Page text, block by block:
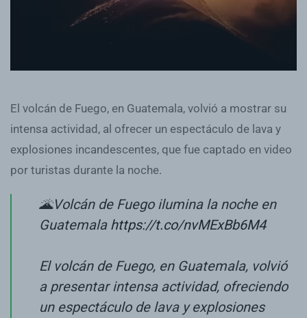
El volcán de Fuego, en Guatemala, volvió a mostrar su
intensa actividad, al ofrecer un espectáculo de lava y
explosiones incandescentes, que fue captado en video
por turistas durante la noche.
🌋Volcán de Fuego ilumina la noche en
Guatemala https://t.co/nvMExBb6M4
El volcán de Fuego, en Guatemala, volvió
a presentar intensa actividad, ofreciendo
un espectáculo de lava y explosiones